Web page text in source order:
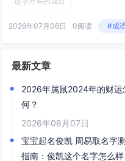
2026年07月06日 0阅读 #成
最新文章
2026年属鼠2024年的财
何？
2026年08月07日
宝宝起名俊凯 周易取名字
指南：俊凯这个名字怎么样